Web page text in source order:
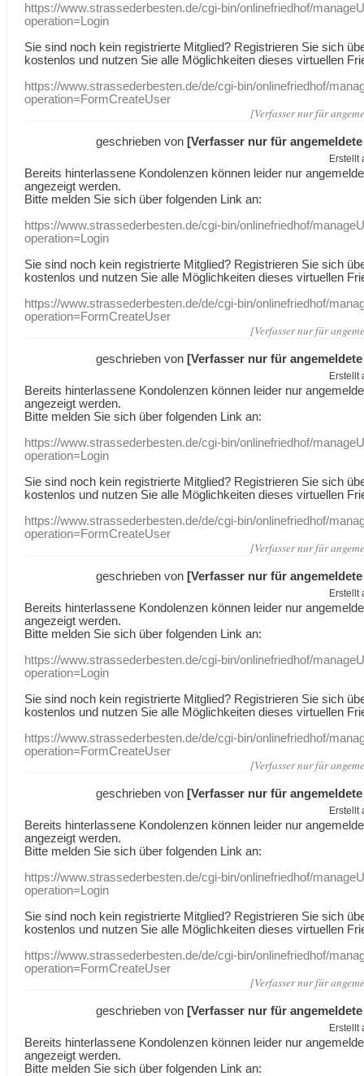
https://www.strassederbesten.de/cgi-bin/onlinefriedhof/
operation=Login
Sie sind noch kein registrierte Mitglied? Registrieren Sie sich
kostenlos und nutzen Sie alle Möglichkeiten dieses virtuellen
https://www.strassederbesten.de/de/cgi-bin/onlinefriedhof/
operation=FormCreateUser
[Verfasser nur für
geschrieben von [Verfasser nur für
Erstellt
Bereits hinterlassene Kondolenzen können leider nur
angezeigt werden.
Bitte melden Sie sich über folgenden Link an:
https://www.strassederbesten.de/cgi-bin/onlinefriedhof/
operation=Login
Sie sind noch kein registrierte Mitglied? Registrieren Sie sich
kostenlos und nutzen Sie alle Möglichkeiten dieses virtuellen
https://www.strassederbesten.de/de/cgi-bin/onlinefriedhof/
operation=FormCreateUser
[Verfasser nur für
geschrieben von [Verfasser nur für
Erstellt
Bereits hinterlassene Kondolenzen können leider nur
angezeigt werden.
Bitte melden Sie sich über folgenden Link an:
https://www.strassederbesten.de/cgi-bin/onlinefriedhof/
operation=Login
Sie sind noch kein registrierte Mitglied? Registrieren Sie sich
kostenlos und nutzen Sie alle Möglichkeiten dieses virtuellen
https://www.strassederbesten.de/de/cgi-bin/onlinefriedhof/
operation=FormCreateUser
[Verfasser nur für
geschrieben von [Verfasser nur für
Erstellt
Bereits hinterlassene Kondolenzen können leider nur
angezeigt werden.
Bitte melden Sie sich über folgenden Link an:
https://www.strassederbesten.de/cgi-bin/onlinefriedhof/
operation=Login
Sie sind noch kein registrierte Mitglied? Registrieren Sie sich
kostenlos und nutzen Sie alle Möglichkeiten dieses virtuellen
https://www.strassederbesten.de/de/cgi-bin/onlinefriedhof/
operation=FormCreateUser
[Verfasser nur für
geschrieben von [Verfasser nur für
Erstellt
Bereits hinterlassene Kondolenzen können leider nur
angezeigt werden.
Bitte melden Sie sich über folgenden Link an:
https://www.strassederbesten.de/cgi-bin/onlinefriedhof/
operation=Login
Sie sind noch kein registrierte Mitglied? Registrieren Sie sich
kostenlos und nutzen Sie alle Möglichkeiten dieses virtuellen
https://www.strassederbesten.de/de/cgi-bin/onlinefriedhof/
operation=FormCreateUser
[Verfasser nur für
geschrieben von [Verfasser nur für
Erstellt
Bereits hinterlassene Kondolenzen können leider nur
angezeigt werden.
Bitte melden Sie sich über folgenden Link an: